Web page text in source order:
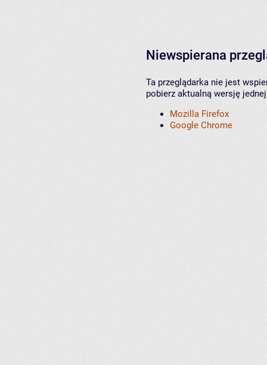
Niewspierana
Ta przeglądarka nie jest
pobierz aktualną wersję
Mozilla Firefox
Google Chrome